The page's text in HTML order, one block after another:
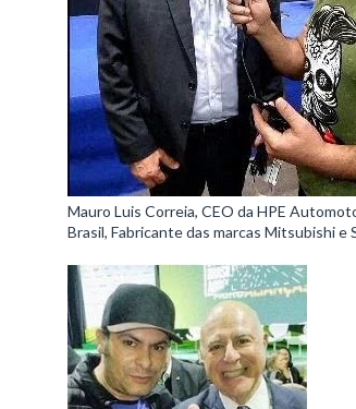
Mauro Luis Correia, CEO da HPE
Brasil, Fabricante das marcas Mitsubishi e